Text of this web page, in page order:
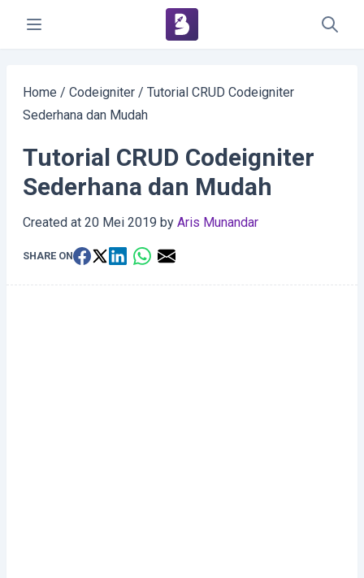
Home / Codeigniter / Tutorial CRUD Codeigniter
Sederhana dan Mudah
Tutorial CRUD Codeigniter
Sederhana dan Mudah
Created at 20 Mei 2019 by Aris Munandar
SHARE ON